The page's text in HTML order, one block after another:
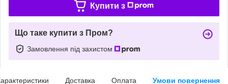
Купити з
Що таке купити з Пром?
Замовлення під захистом
Доставка Оплата Умови повернення